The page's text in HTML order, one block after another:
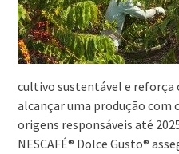
cultivo sustentável e reforça
alcançar uma produção com
origens responsáveis até
NESCAFÉ® Dolce Gusto®